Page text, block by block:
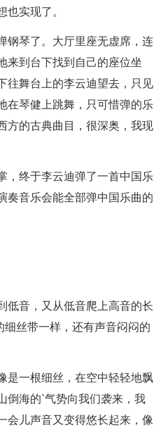
实现了。
钢琴了。大厅里座无虚席，连
来到台下找到自己的座位坐
往舞台上的李云迪望去，只见
在琴健上跳舞，只可惜弹的乐
方的古典曲目，很深奥，我现
，终于李云迪弹了一首中国乐
奏音乐会能全部弹中国乐曲的
低音，又从低音爬上高音的长
细丝带一样，还有声音闷闷的
是一根细丝，在空中轻轻地飘
倒海的`气势向我们袭来，我
会儿声音又变得悠长起来，像